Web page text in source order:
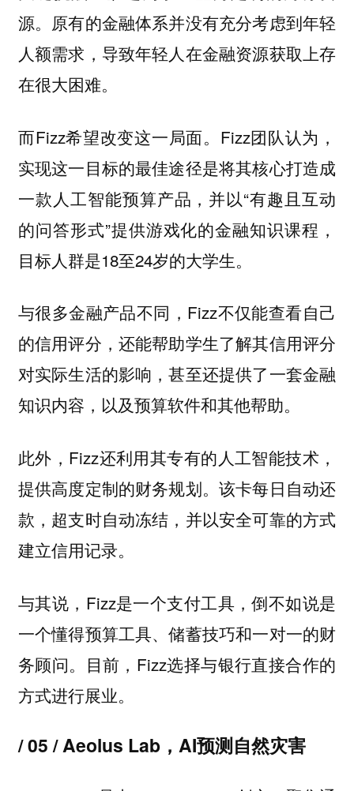
源。原有的金融体系并没有充分考虑到年轻
人额需求，导致年轻人在金融资源获取上存
在很大困难。
而Fizz希望改变这一局面。Fizz团队认为，
实现这一目标的最佳途径是将其核心打造成
一款人工智能预算产品，并以“有趣且互动
的问答形式”提供游戏化的金融知识课程，
目标人群是18至24岁的大学生。
与很多金融产品不同，Fizz不仅能查看自己
的信用评分，还能帮助学生了解其信用评分
对实际生活的影响，甚至还提供了一套金融
知识内容，以及预算软件和其他帮助。
此外，Fizz还利用其专有的人工智能技术，
提供高度定制的财务规划。该卡每日自动还
款，超支时自动冻结，并以安全可靠的方式
建立信用记录。
与其说，Fizz是一个支付工具，倒不如说是
一个懂得预算工具、储蓄技巧和一对一的财
务顾问。目前，Fizz选择与银行直接合作的
方式进行展业。
/ 05 / Aeolus Lab，AI预测自然灾害